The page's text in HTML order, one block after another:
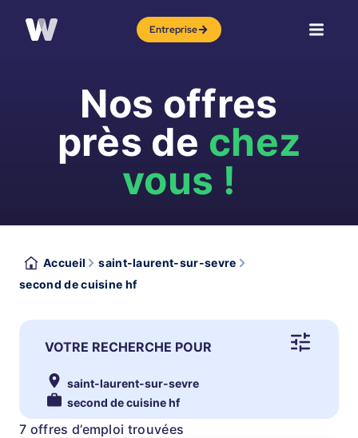
Entreprise
Nos offres
près de chez
vous !
Accueil
saint-laurent-sur-sevre
second de cuisine hf
VOTRE RECHERCHE POUR
saint-laurent-sur-sevre
second de cuisine hf
7 offres d’emploi trouvées